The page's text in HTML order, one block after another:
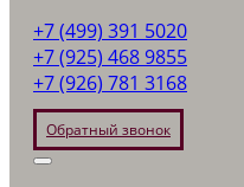
+7 (499) 391 5020
+7 (925) 468 9855
+7 (926) 781 3168
Обратный звонок